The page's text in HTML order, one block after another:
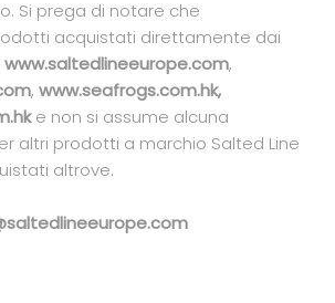
Si prega di notare che
acquistati direttamente dai
www.saltedlineeurope.com,
, www.seafrogs.com.hk,
e non si assume alcuna
altri prodotti a marchio Salted Line
altrove.